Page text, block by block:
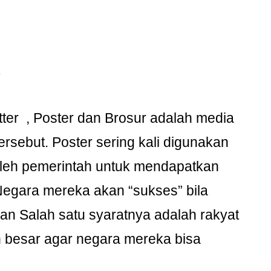
, Poster dan Brosur adalah media
Poster sering kali digunakan
pemerintah untuk mendapatkan
mereka akan “sukses” bila
Salah satu syaratnya adalah rakyat
agar negara mereka bisa